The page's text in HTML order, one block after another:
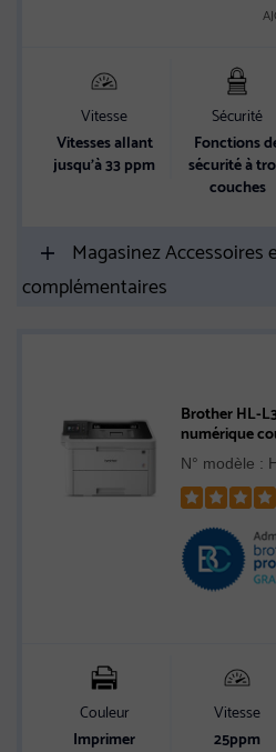
Vitesse
Vitesses allant
jusqu’à 33 ppm
Sécurité
Fonctions
sécurité à
couches
Magasinez
complémentaires
Brother HL-
numérique
N° modèle :
4.2
out
of
Couleur
Imprimer
Vitesse
25ppm